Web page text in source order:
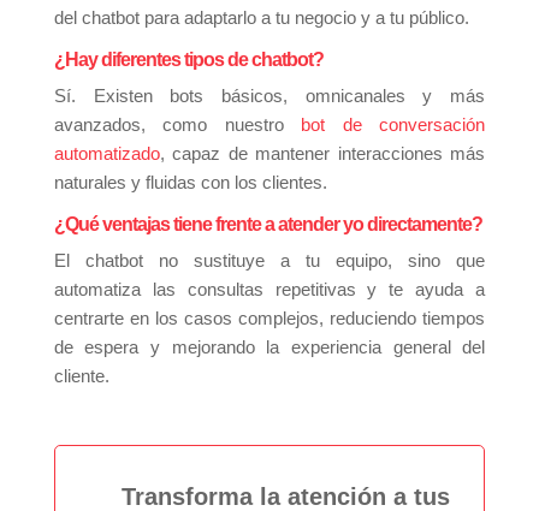
del chatbot para adaptarlo a tu negocio y a tu público.
¿Hay diferentes tipos de chatbot?
Sí. Existen bots básicos, omnicanales y más
avanzados, como nuestrobot de conversación
automatizado, capaz de mantener interacciones más
naturales y fluidas con los clientes.
¿Qué ventajas tiene frente a atender yo directamente?
El chatbot no sustituye a tu equipo, sino que
automatiza las consultas repetitivas y te ayuda a
centrarte en los casos complejos, reduciendo tiempos
de espera y mejorando la experiencia general del
cliente.
Transforma la atención a tus